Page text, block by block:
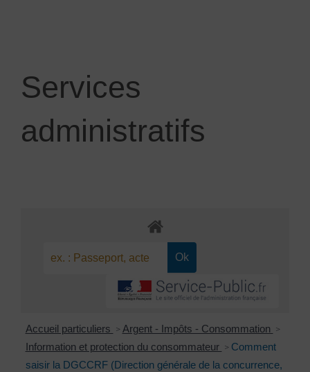
Services
administratifs
Accueil particuliers > Argent - Impôts - Consommation >
Information et protection du consommateur > Comment
saisir la DGCCRF (Direction générale de la concurrence,